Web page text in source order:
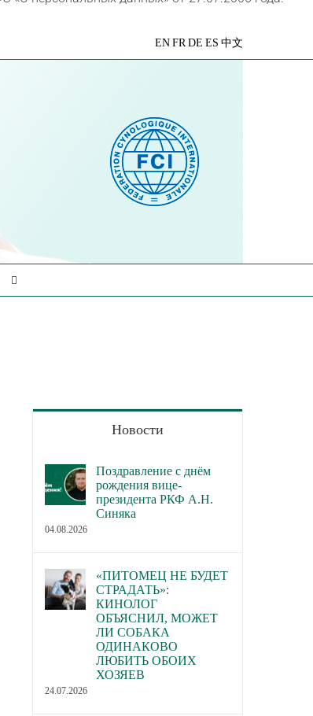
Яндекс
EN FR DE ES 中文
Новости
Поздравление с днём
рождения вице-
президента РКФ А.Н.
Синяка
04.08.2026
«ПИТОМЕЦ НЕ БУДЕТ
СТРАДАТЬ»:
КИНОЛОГ
ОБЪЯСНИЛ, МОЖЕТ
ЛИ СОБАКА
ОДИНАКОВО
ЛЮБИТЬ ОБОИХ
ХОЗЯЕВ
24.07.2026